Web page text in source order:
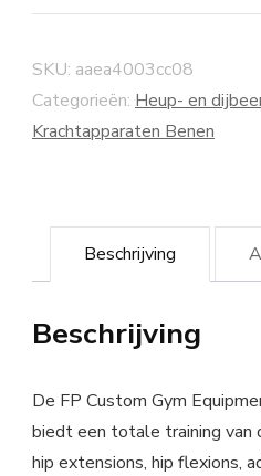
SKU: aaea4003cc08
Categorieën: Heup- en
Krachtapparaten Benen
Beschrijving
Beschrijving
De FP Custom Gym
biedt een totale training van
hip extensions, hip flexions,